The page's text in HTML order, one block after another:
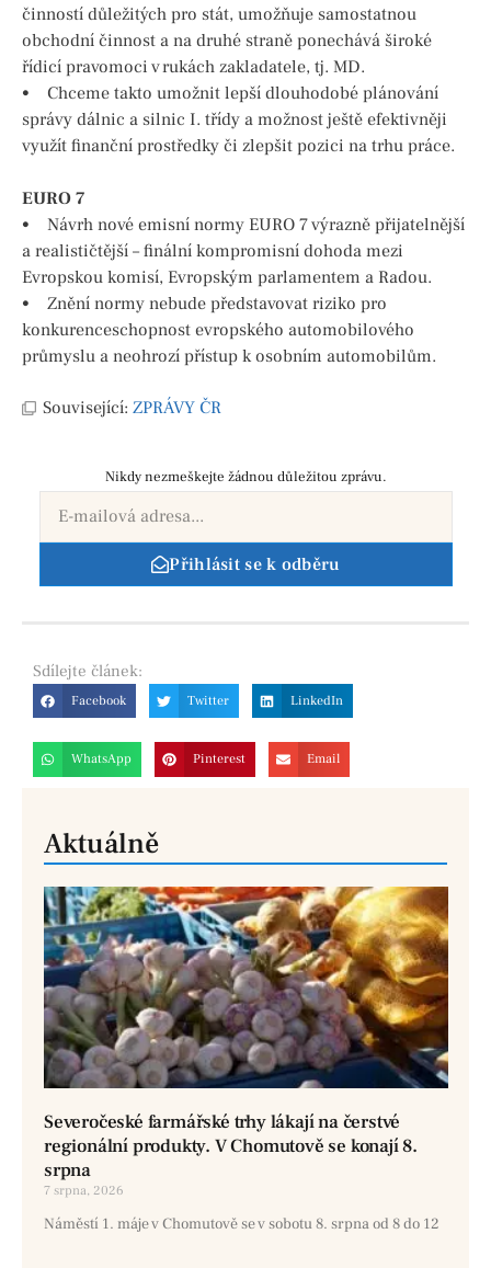
činností důležitých pro stát, umožňuje samostatnou
obchodní činnost a na druhé straně ponechává široké
řídicí pravomoci v rukách zakladatele, tj. MD.
• Chceme takto umožnit lepší dlouhodobé plánování
správy dálnic a silnic I. třídy a možnost ještě efektivněji
využít finanční prostředky či zlepšit pozici na trhu práce.
EURO 7
• Návrh nové emisní normy EURO 7 výrazně přijatelnější
a realističtější – finální kompromisní dohoda mezi
Evropskou komisí, Evropským parlamentem a Radou.
• Znění normy nebude představovat riziko pro
konkurenceschopnost evropského automobilového
průmyslu a neohrozí přístup k osobním automobilům.
Související: ZPRÁVY ČR
Nikdy nezmeškejte žádnou důležitou zprávu.
Přihlásit se k odběru
Sdílejte článek:
Facebook Twitter LinkedIn
WhatsApp Pinterest Email
Aktuálně
Severočeské farmářské trhy lákají na čerstvé
regionální produkty. V Chomutově se konají 8.
srpna
7 srpna, 2026
Náměstí 1. máje v Chomutově se v sobotu 8. srpna od 8 do 12